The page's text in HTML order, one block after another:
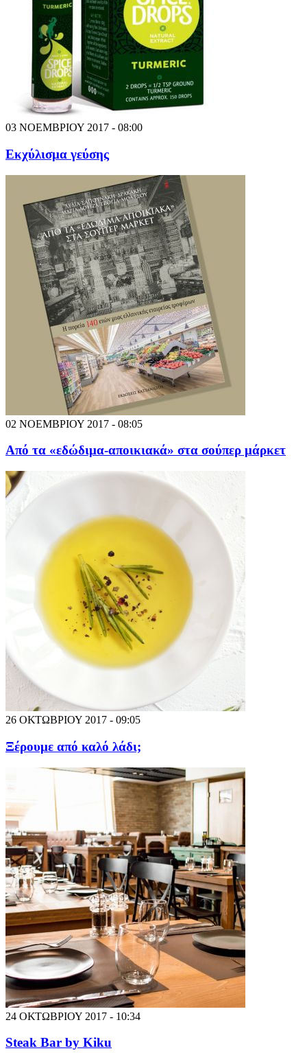
03 ΝΟΕΜΒΡΙΟΥ 2017 - 08:00
Εκχύλισμα γεύσης
02 ΝΟΕΜΒΡΙΟΥ 2017 - 08:05
Από τα «εδώδιμα-αποικιακά» στα σούπερ μάρκετ
26 ΟΚΤΩΒΡΙΟΥ 2017 - 09:05
Ξέρουμε από καλό λάδι;
24 ΟΚΤΩΒΡΙΟΥ 2017 - 10:34
Steak Bar by Kiku